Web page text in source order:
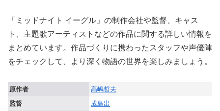
「ミッドナイト イーグル」の制作会社や監督、キャス
ト、主題歌アーティストなどの作品に関する詳しい情報を
まとめています。作品づくりに携わったスタッフや声優陣
をチェックして、より深く物語の世界を楽しみましょう。
原作者
高嶋哲夫
監督
成島出